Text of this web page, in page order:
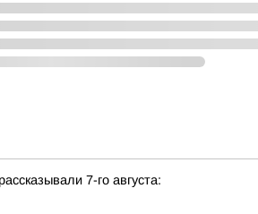
7-го августа: